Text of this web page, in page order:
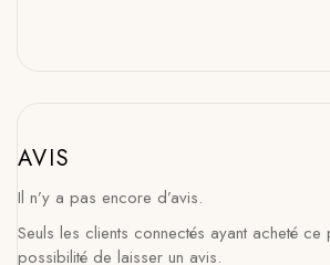
AVIS
Il n’y a pas encore d’avis.
Seuls les clients connectés ayant acheté ce
possibilité de laisser un avis.